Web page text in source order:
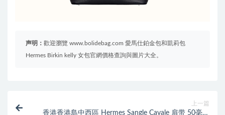
声明： 歡迎瀏覽 www.bolidebag.com 愛馬仕鉑金包和凱莉包
Hermes Birkin kelly 女包官網價格查詢與圖片大全。
上一篇
香港香港島中西區 Hermes Sangle Cavale 肩带 50毫米